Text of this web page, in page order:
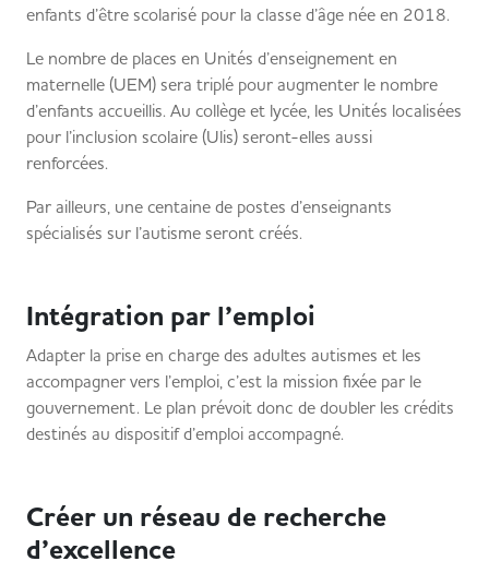
enfants d’être scolarisé pour la classe d’âge née en 2018.
Le nombre de places en Unités d’enseignement en
maternelle (UEM) sera triplé pour augmenter le nombre
d’enfants accueillis. Au collège et lycée, les Unités localisées
pour l’inclusion scolaire (Ulis) seront-elles aussi
renforcées.
Par ailleurs, une centaine de postes d’enseignants
spécialisés sur l’autisme seront créés.
Intégration par l’emploi
Adapter la prise en charge des adultes autismes et les
accompagner vers l’emploi, c’est la mission fixée par le
gouvernement. Le plan prévoit donc de doubler les crédits
destinés au dispositif d’emploi accompagné.
Créer un réseau de recherche
d’excellence